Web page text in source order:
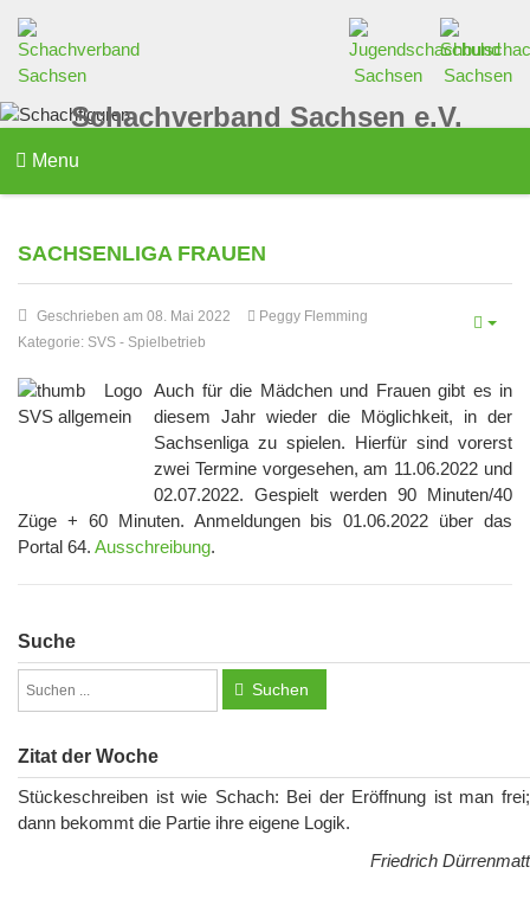
Schachverband Sachsen e.V.
Menu
SACHSENLIGA FRAUEN
Geschrieben am 08. Mai 2022
Peggy Flemming
Kategorie: SVS - Spielbetrieb
Auch für die Mädchen und Frauen gibt es in
diesem Jahr wieder die Möglichkeit, in der
Sachsenliga zu spielen. Hierfür sind vorerst
zwei Termine vorgesehen, am 11.06.2022 und
02.07.2022. Gespielt werden 90 Minuten/40
Züge + 60 Minuten. Anmeldungen bis 01.06.2022 über das
Portal 64. Ausschreibung.
Suche
Suchen
Zitat der Woche
Stückeschreiben ist wie Schach: Bei der Eröffnung ist man frei;
dann bekommt die Partie ihre eigene Logik.
Friedrich Dürrenmatt